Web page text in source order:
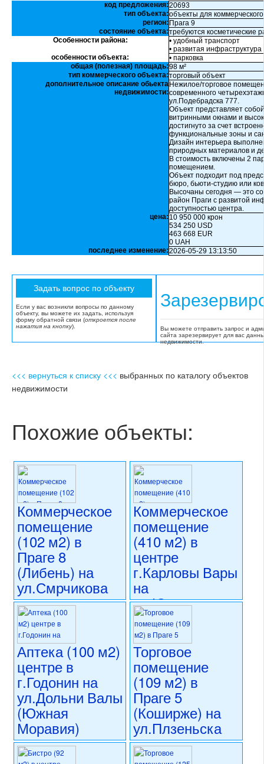
код предложения:20693
тип объекта:объекты для
регион: Прага 9
состояние объекта:требуются косметические
Особенности района:
• удобный транспорт
• развитая инфраструктура
особенности объекта:
• парковка
общая (полезная) площадь:98 м²
тип коммерческого объекта:торговый объект
дополнительное описание обьекта
недвижимости:
Нежилое/торговое
современного
ул.Подебрадска 777.
Объект представляет
витринными окнами и
достигнуто за счет
функциональные зоны и
Дизайн интерьера
природных материалов и
В стоимость включены 2
помещением.
Объект подходит под
бюро, бьюти-студию или
Высочаны сегодня — это
район Праги с развитой
доступностью центра.
цена: 10 950 000 крон
534 250 USD
463 668 EUR
0 UAH
последнее изменение:2026-05-29 13:13:50
Если у вас возникли вопросы по данному
объекту, вы можете их задать, используя
форму обратной связи (откроется после
нажатия на кнопку).
Вы можете отправить запрос и
сайта зарезервирует для вас
недвижимости.
<<< вернуться к списку <<< выбранных по каталогу объектов
недвижимости
Похожие объекты:
Коммерческое
помещение
(102 м2) в
Праге 8
(Либень) на
ул.Смрчикова
10 490 000 CZK
регион:Прага 8
раздел: объекты для
коммерческого использования
состояние: новостройка
номер объекта:20776
Коммерческое
помещение
(410 м2) в
центре
г.Карловы Вары
на
ул.Югославска
8 990 000 CZK
регион:Карловы Вары
раздел: объекты для
коммерческого использования
состояние: стандарт
номер объекта: 20742
Аптека (100 м2)
центре в
г.Годонин на
ул.Дольни Валы
(Южная
Моравия)
10 500 000 CZK
регион:Южная Моравия
Торговое
помещение
(109 м2) в
Праге 5
(Коширже) на
ул.Плзеньска
11 900 000 CZK
регион:Прага 5